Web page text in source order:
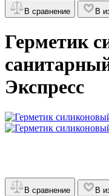
В сравнение В
Герметик
Экспресс
В сравнение В